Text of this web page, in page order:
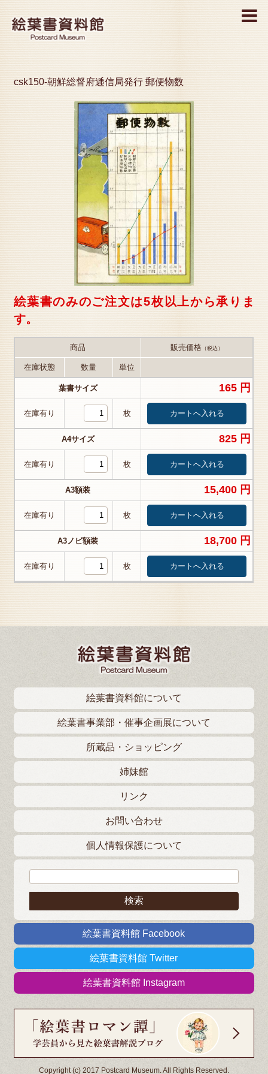
MENU
csk150-朝鮮総督府逓信局発行 郵便物数
絵葉書のみのご注文は5枚以上から承りま
す。
商品 販売価格 （税込）
在庫状態 数量 単位
葉書サイズ 165 円
在庫有り 枚
A4サイズ 825 円
在庫有り 枚
A3額装 15,400 円
在庫有り 枚
A3ノビ額装 18,700 円
在庫有り 枚
絵葉書資料館について
絵葉書事業部・催事企画展について
所蔵品・ショッピング
姉妹館
リンク
お問い合わせ
個人情報保護について
絵葉書資料館 Facebook
絵葉書資料館 Twitter
絵葉書資料館 Instagram
Copyright (c) 2017 Postcard Museum. All Rights Reserved.